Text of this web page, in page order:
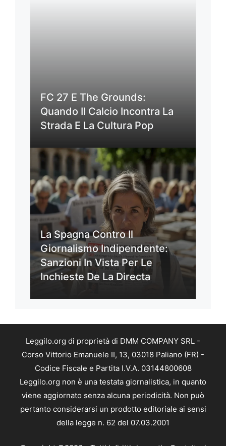
FC 27 E The Grounds:
Quando Il Calcio Incontra La
Strada E La Cultura Pop
La Spagna Contro Il
Giornalismo Indipendente:
Sanzioni In Vista Per Le
Inchieste De La Directa
Leggilo.org di proprietà di DMM COMPANY SRL -
Corso Vittorio Emanuele II, 13, 03018 Paliano (FR) -
Codice Fiscale e Partita I.V.A. 03144800608
Leggilo.org non è una testata giornalistica, in quanto
viene aggiornato senza alcuna periodicità. Non può
pertanto considerarsi un prodotto editoriale ai sensi
della legge n. 62 del 07.03.2001